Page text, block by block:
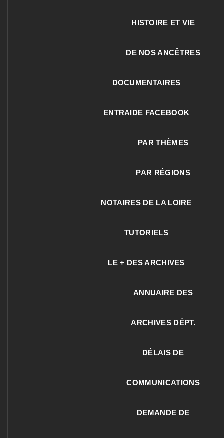
HISTOIRE ET VIE
DE NOS ANCÊTRES
DOCUMENTAIRES
ENTRAIDE FACEBOOK
PAR THÈMES
PAR RÉGIONS
NOTAIRES DE LA LOIRE
TUTORIELS
LE + DES ARCHIVES
ANNUAIRE DES
ARCHIVES DÉPT.
DÉLAIS DE
COMMUNICATIONS
DEMANDE DE